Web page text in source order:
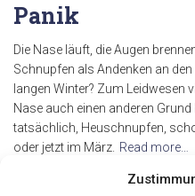
Panik
Die Nase läuft, die Augen
Schnupfen als Andenken an
langen Winter? Zum Leidwesen
Nase auch einen anderen
tatsächlich, Heuschnupfen,
oder jetzt im März. Read more…
16 Jahrenago